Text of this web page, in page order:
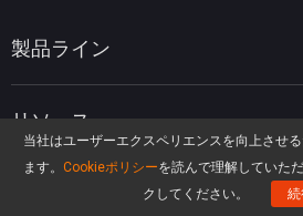
当社はユーザーエクスペリエンスを向上させ
ます。 Cookieポリシーを読んで理解していた
クしてください。
製品ライン
MiniTool ShadowMaker
MiniTool System Booster
リソース
ディスクパーティションのヒント
人気ITソリューション